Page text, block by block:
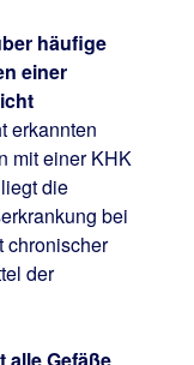
häufige
einer
erkannten
mit einer KHK
die
bei
chronischer
der
alle Gefäße